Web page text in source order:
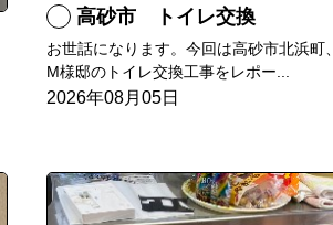
高砂市 トイレ交換
お世話になります。今回は高砂市北浜町、
M様邸のトイレ交換工事をレポー...
2026年08月05日